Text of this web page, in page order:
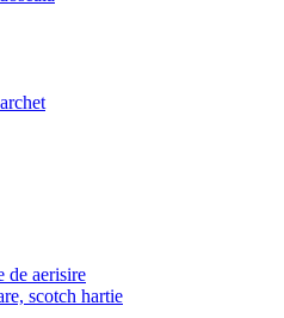
de aerisire
scotch hartie